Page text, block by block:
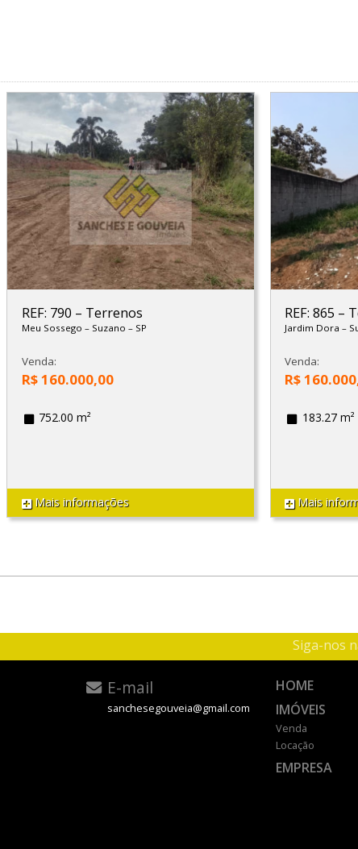
REF: 790 – Terrenos
Meu Sossego – Suzano – SP
Venda:
R$ 160.000,00
752.00 m²
Mais informações
REF: 865 –
Jardim Dora–
Venda:
R$
183.27 m²
Mais
Siga-nos
E-mail
sanchesegouveia@gmail.com
HOME
IMÓVEIS
Venda
Locação
EMPRESA